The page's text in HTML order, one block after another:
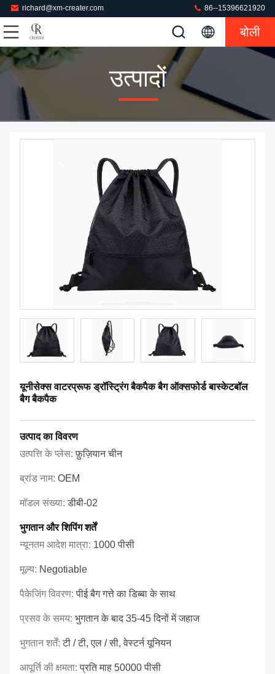
richard@xm-creater.com 86--15396621920
बोली
उत्पादों
यूनीसेक्स वाटरप्रूफ ड्रॉस्ट्रिंग बैकपैक बैग ऑक्सफोर्ड बास्केटबॉल
बैग बैकपैक
उत्पाद का विवरण
उत्पत्ति के प्लेस:फ़ुज़ियान चीन
ब्रांड नाम: OEM
मॉडल संख्या:डीबी-02
भुगतान और शिपिंग शर्तें
न्यूनतम आदेश मात्रा: 1000 पीसी
मूल्य: Negotiable
पैकेजिंग विवरण:पीई बैग गत्ते का डिब्बा के साथ
प्रसव के समय: भुगतान के बाद 35-45 दिनों में जहाज
भुगतान शर्तें:टी / टी, एल / सी, वेस्टर्न यूनियन
आपूर्ति की क्षमता:प्रति माह 50000 पीसी